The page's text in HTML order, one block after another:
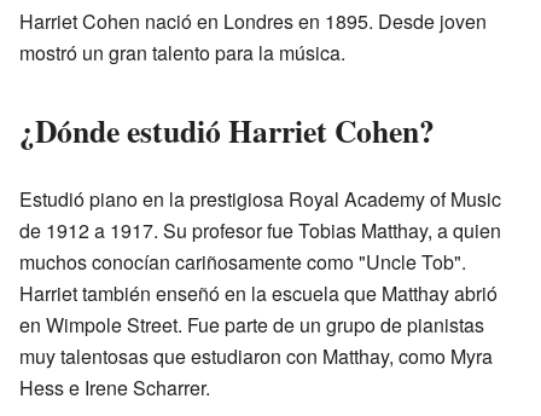
Harriet Cohen nació en Londres en 1895. Desde joven
mostró un gran talento para la música.
¿Dónde estudió Harriet Cohen?
Estudió piano en la prestigiosa Royal Academy of Music
de 1912 a 1917. Su profesor fue Tobias Matthay, a quien
muchos conocían cariñosamente como "Uncle Tob".
Harriet también enseñó en la escuela que Matthay abrió
en Wimpole Street. Fue parte de un grupo de pianistas
muy talentosas que estudiaron con Matthay, como Myra
Hess e Irene Scharrer.